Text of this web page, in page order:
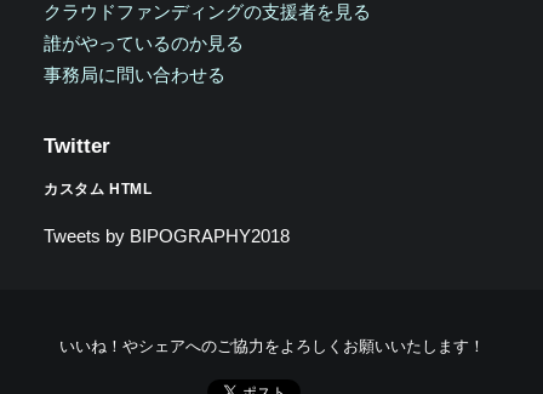
クラウドファンディングの支援者を見る
誰がやっているのか見る
事務局に問い合わせる
Twitter
カスタム HTML
Tweets by BIPOGRAPHY2018
いいね！やシェアへのご協力をよろしくお願いいたします！